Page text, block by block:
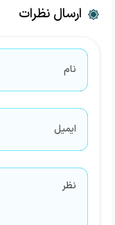
ارسال نظرات